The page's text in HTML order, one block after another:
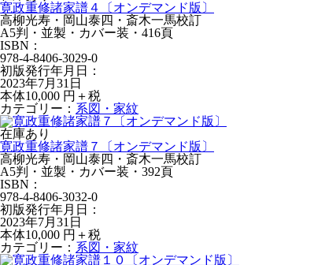
寛政重修諸家譜４〔オンデマンド版〕
高柳光寿・岡山泰四・斎木一馬校訂
A5判・並製・カバー装・416頁
ISBN：
978-4-8406-3029-0
初版発行年月日：
2023年7月31日
本体10,000 円＋税
カテゴリー： 系図・家紋
在庫あり
寛政重修諸家譜７〔オンデマンド版〕
高柳光寿・岡山泰四・斎木一馬校訂
A5判・並製・カバー装・392頁
ISBN：
978-4-8406-3032-0
初版発行年月日：
2023年7月31日
本体10,000 円＋税
カテゴリー： 系図・家紋